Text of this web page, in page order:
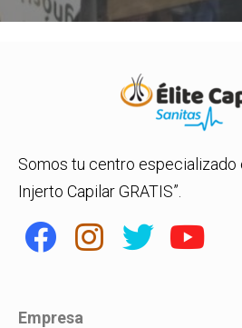
Somos tu centro especializado
Injerto Capilar GRATIS”.
Empresa